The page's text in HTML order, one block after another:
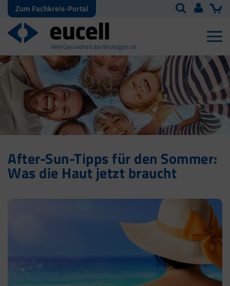
Zum Fachkreis-Portal
After-Sun-Tipps für den Sommer:
Was die Haut jetzt braucht